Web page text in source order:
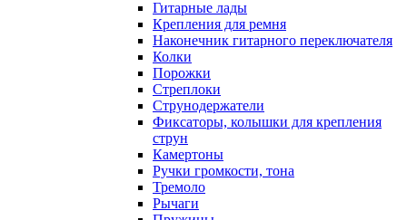
Гитарные лады
Крепления для ремня
Наконечник гитарного переключателя
Колки
Порожки
Стреплоки
Струнодержатели
Фиксаторы, колышки для крепления
струн
Камертоны
Ручки громкости, тона
Тремоло
Рычаги